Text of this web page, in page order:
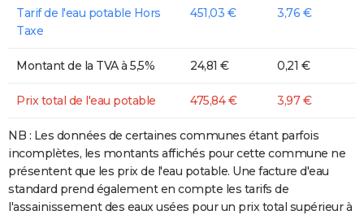
Tarif de l'eau potable Hors
Taxe
451,03 € 3,76 €
Montant de la TVA à 5,5% 24,81 € 0,21 €
Prix total de l'eau potable 475,84 € 3,97 €
NB : Les données de certaines communes étant parfois
incomplètes, les montants affichés pour cette commune ne
présentent que les prix de l'eau potable. Une facture d'eau
standard prend également en compte les tarifs de
l'assainissement des eaux usées pour un prix total supérieur à